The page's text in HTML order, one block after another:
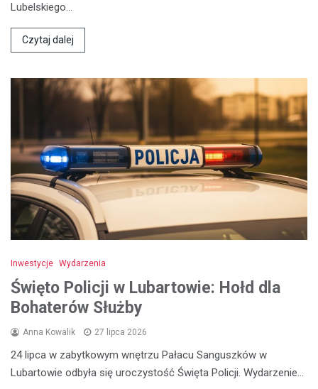
Lubelskiego…
Czytaj dalej
Inwestycje Wydarzenia
Święto Policji w Lubartowie: Hołd dla
Bohaterów Służby
Anna Kowalik 27 lipca 2026
24 lipca w zabytkowym wnętrzu Pałacu Sanguszków w
Lubartowie odbyła się uroczystość Święta Policji. Wydarzenie…